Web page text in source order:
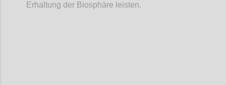
Erhaltung der Biosphäre leisten.